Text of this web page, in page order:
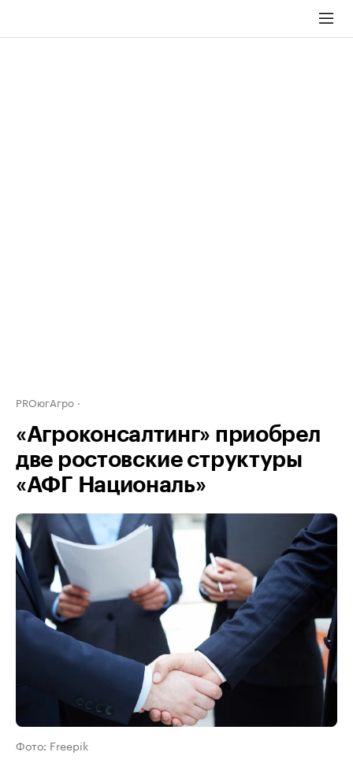
PROюгАгро
«Агроконсалтинг» приобрел
две ростовские структуры
«АФГ Националь»
Фото: Freepik